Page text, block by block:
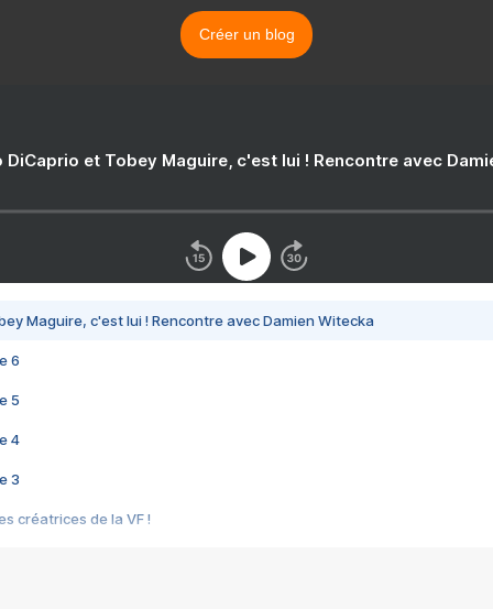
Créer un blog
DiCaprio et Tobey Maguire, c'est lui ! Rencontre avec
Maguire, c'est lui ! Rencontre avec Damien Witecka
6
5
4
3
créatrices de la VF !